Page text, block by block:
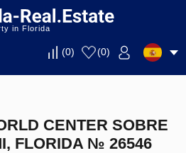
in Florida
(0) (0)
CENTER SOBRE
FLORIDA № 26546